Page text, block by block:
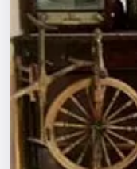
Города
Площадки
Артисты
Рейтинги